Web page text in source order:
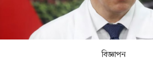
বিজ্ঞাপন